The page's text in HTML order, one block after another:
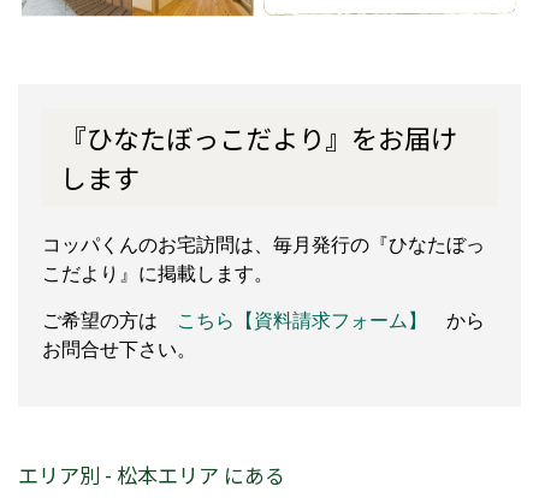
『ひなたぼっこだより』をお届け
します
コッパくんのお宅訪問は、毎月発行の『ひなたぼっ
こだより』に掲載します。
ご希望の方は こちら【資料請求フォーム】
から
お問合せ下さい。
エリア別 - 松本エリア にある